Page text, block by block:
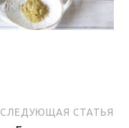
СЛЕДУЮЩАЯ СТАТЬЯ